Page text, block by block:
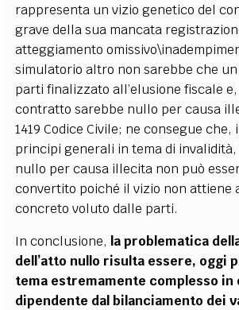
rappresenta un vizio genetico del
grave della sua mancata
atteggiamento
simulatorio altro non sarebbe che
parti finalizzato all’elusione fiscale
contratto sarebbe nullo per causa
1419 Codice Civile; ne consegue che,
principi generali in tema di
nullo per causa illecita non può
convertito poiché il vizio non attiene
concreto voluto dalle parti.
In conclusione, la problematica
dell’atto nullo risulta essere, oggi
tema estremamente complesso in
dipendente dal bilanciamento dei